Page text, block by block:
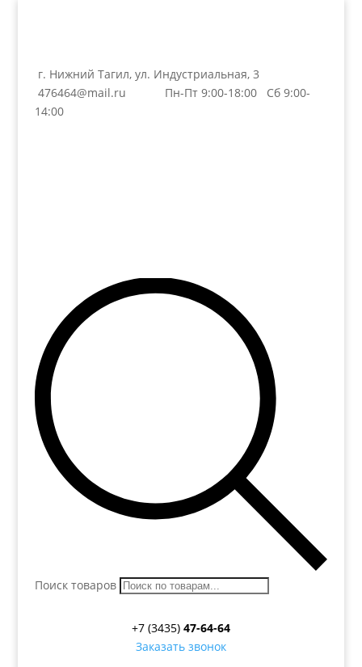
г. Нижний Тагил, ул. Индустриальная, 3
476464@mail.ru
Пн-Пт 9:00-18:00 Сб 9:00-
14:00
Поиск товаров
+7 (3435) 47-64-64
Заказать звонок